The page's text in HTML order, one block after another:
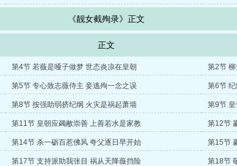
《靓女截殉录》正文
正文
第4节 若薇是哑子做梦 世态炎凉在皇朝 第2节
第5节 专心致志薇侍主 妾逃殉一念之误 第6节
第8节 按强助弱挤纪纲 火灾是祸起萧墙 第9节
第11节 皇朝应蠲敝崇善 上善若水是家教 第12节
第14节 杀一砺百惹佛风 夸父逐日早开始 第15节
第17节 支持派助我张目 祸从天降薇挡险 第18节